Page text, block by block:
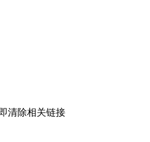
清除相关链接